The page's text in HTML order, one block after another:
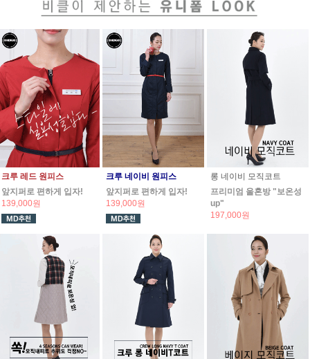
크루 레드 원피스
앞지퍼로 편하게 입자!
139,000원
크루 네이비 원피스
앞지퍼로 편하게 입자!
139,000원
롱 네이비 모직코트
프리미엄 울혼방 "보온성
up"
197,000원